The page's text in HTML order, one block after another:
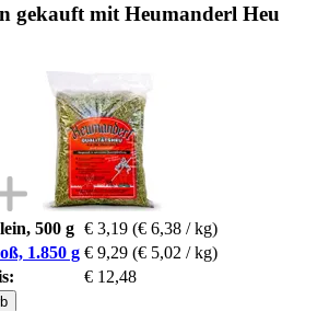
gekauft mit Heumanderl Heu
500 g € 3,19 (€ 6,38 / kg)
1.850 g € 9,29 (€ 5,02 / kg)
€ 12,48